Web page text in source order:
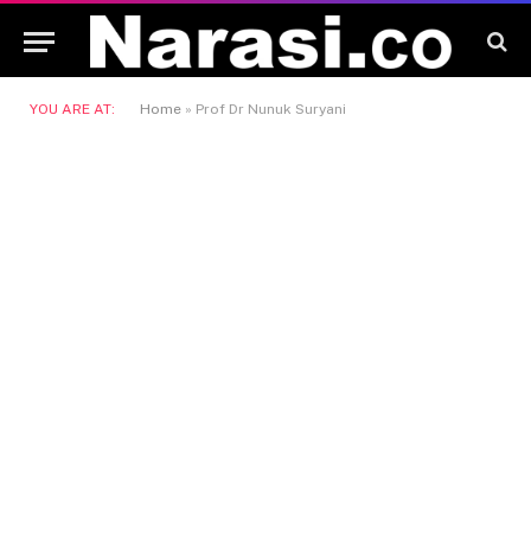
YOU ARE AT: Home » Prof Dr Nunuk Suryani